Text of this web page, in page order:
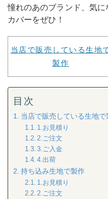
憧れのあのブランド、気
カバーをぜひ！
当店で販売している生地
製作
目次
当店で販売している生地で
1.お見積り
2.ご注文
3.ご入金
4.出荷
持ち込み生地で製作
1.お見積り
2.ご注文